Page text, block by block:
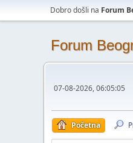
Dobro došli na Forum
Forum
07-08-2026, 06:05:05
Početna